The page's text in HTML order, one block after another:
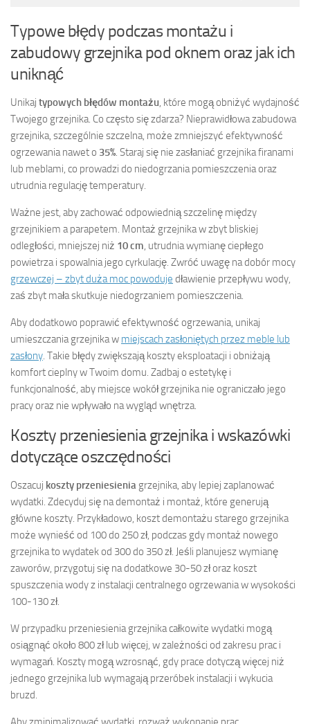
Typowe błędy podczas montażu i
zabudowy grzejnika pod oknem oraz jak ich
uniknąć
Unikaj typowych błędów montażu, które mogą obniżyć wydajność
Twojego grzejnika. Co często się zdarza? Nieprawidłowa zabudowa
grzejnika, szczególnie szczelna, może zmniejszyć efektywność
ogrzewania nawet o 35%. Staraj się nie zasłaniać grzejnika firanami
lub meblami, co prowadzi do niedogrzania pomieszczenia oraz
utrudnia regulację temperatury.
Ważne jest, aby zachować odpowiednią szczelinę między
grzejnikiem a parapetem. Montaż grzejnika w zbyt bliskiej
odległości, mniejszej niż 10 cm, utrudnia wymianę ciepłego
powietrza i spowalnia jego cyrkulację. Zwróć uwagę na dobór mocy
grzewczej – zbyt duża moc powoduje dławienie przepływu wody,
zaś zbyt mała skutkuje niedogrzaniem pomieszczenia.
Aby dodatkowo poprawić efektywność ogrzewania, unikaj
umieszczania grzejnika w miejscach zasłoniętych przez meble lub
zasłony. Takie błędy zwiększają koszty eksploatacji i obniżają
komfort cieplny w Twoim domu. Zadbaj o estetykę i
funkcjonalność, aby miejsce wokół grzejnika nie ograniczało jego
pracy oraz nie wpływało na wygląd wnętrza.
Koszty przeniesienia grzejnika i wskazówki
dotyczące oszczędności
Oszacuj koszty przeniesienia grzejnika, aby lepiej zaplanować
wydatki. Zdecyduj się na demontaż i montaż, które generują
główne koszty. Przykładowo, koszt demontażu starego grzejnika
może wynieść od 100 do 250 zł, podczas gdy montaż nowego
grzejnika to wydatek od 300 do 350 zł. Jeśli planujesz wymianę
zaworów, przygotuj się na dodatkowe 30-50 zł oraz koszt
spuszczenia wody z instalacji centralnego ogrzewania w wysokości
100-130 zł.
W przypadku przeniesienia grzejnika całkowite wydatki mogą
osiągnąć około 800 zł lub więcej, w zależności od zakresu prac i
wymagań. Koszty mogą wzrosnąć, gdy prace dotyczą więcej niż
jednego grzejnika lub wymagają przeróbek instalacji i wykucia
bruzd.